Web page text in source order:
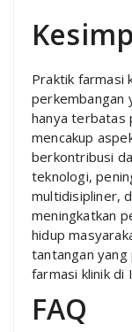
Praktik farmasi
perkembangan
hanya terbatas
mencakup
berkontribusi
teknologi,
multidisipliner,
meningkatkan
hidup
tantangan
farmasi klinik di
FAQ